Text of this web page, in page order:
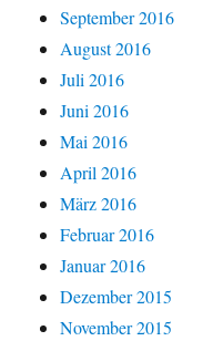
September 2016
August 2016
Juli 2016
Juni 2016
Mai 2016
April 2016
März 2016
Februar 2016
Januar 2016
Dezember 2015
November 2015